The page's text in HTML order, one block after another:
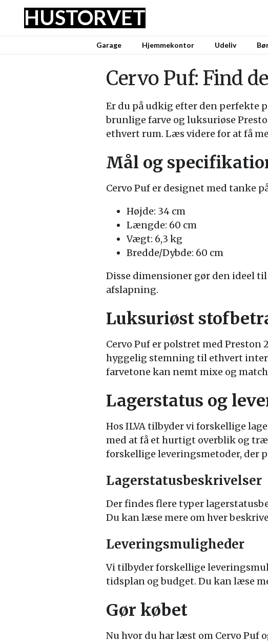
HUSTORVET
Garage Hjemmekontor Udeliv
Cervo Puf: Find
Er du på udkig efter den perfekte
brunlige farve og luksuriøse
ethvert rum. Læs videre for at få
Mål og
Cervo Puf er designet med tanke
Højde: 34 cm
Længde: 60 cm
Vægt: 6,3 kg
Bredde/Dybde: 60 cm
Disse dimensioner gør den ideel
afslapning.
Luksuriøst
Cervo Puf er polstret med Preston
hyggelig stemning til ethvert
farvetone kan nemt mixe og
Lagerstatus og
Hos ILVA tilbyder vi forskellige
med at få et hurtigt overblik og
forskellige leveringsmetoder, der
Lagerstatusbeskrivelser
Der findes flere typer
Du kan læse mere om hver
Leveringsmuligheder
Vi tilbyder forskellige
tidsplan og budget. Du kan læse
Gør købet
Nu hvor du har læst om Cervo Puf